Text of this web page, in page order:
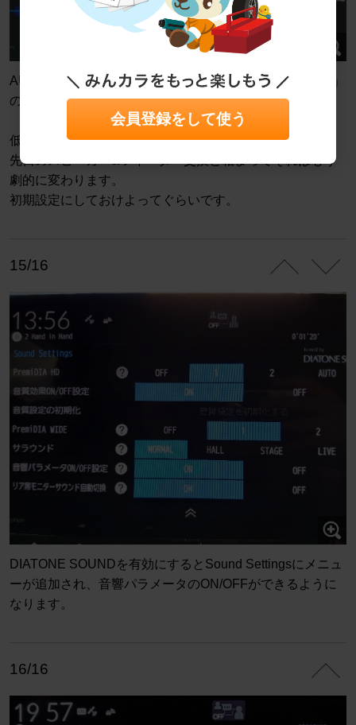
AUDIO画面のSound Settingsの上に「DIATONE SOUND」
のロゴが出てくれば成功です。
低音が強化され、音がクリアになります。
先日のスピーカー&ツイーター交換と相まってそれはもう
劇的に変わります。
初期設定にしておけよってぐらいです。
15/16
DIATONE SOUNDを有効にするとSound Settingsにメニュ
ーが追加され、音響パラメータのON/OFFができるように
なります。
16/16
会員登録をして使う